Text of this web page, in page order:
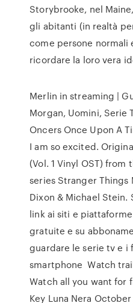
Storybrooke, nel
gli abitanti (in realtà
come persone normali
ricordare la loro vera
Merlin in streaming |
Morgan, Uomini, Serie
Oncers Once Upon A
I am so excited.
(Vol. 1 Vinyl OST)
series Stranger Things
Dixon & Michael Stein.
link ai siti e
gratuite e su
guardare le serie tv e i
smartphone Watch
Watch all you want for
Key Luna Nera